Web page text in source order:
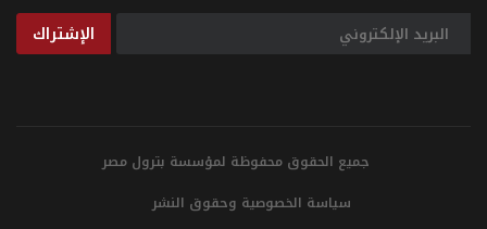
الإشتراك
جميع الحقوق محفوظة لمؤسسة بترول مصر
سياسة الخصوصية وحقوق النشر